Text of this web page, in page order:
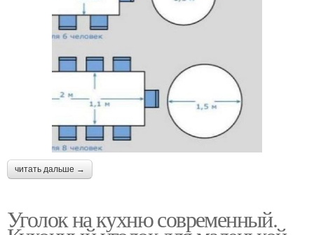
читать дальше →
Уголок на кухню современный.